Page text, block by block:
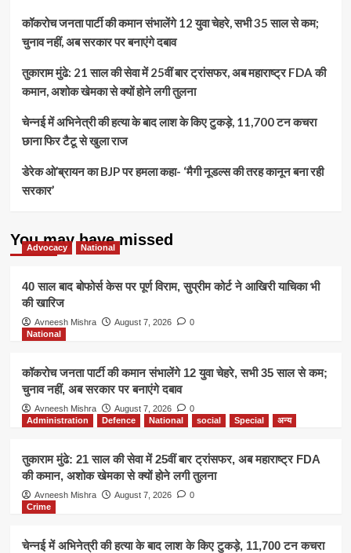
सच्चाई
पीएम
के
आने
की
कोविड
जांच
कॉकरोच जनता पार्टी की कमान संभालेंगे 12 युवा चेहरे, सभी 35 साल से कम;
चुनाव नहीं, अब सरकार पर बनाएंगे दबाव
तुकाराम मुंढे: 21 साल की सेवा में 25वीं बार ट्रांसफर, अब महाराष्ट्र FDA की
कमान, अशोक खेमका से क्यों होने लगी तुलना
चेन्नई में अभिनेत्री की हत्या के बाद लाश के किए टुकड़े, 11,700 टन कचरा
छाना फिर टैटू से खुला राज
डेरेक ओ’ब्रायन का BJP पर हमला कहा- ‘मैगी नूडल्स की तरह कानून बना रही
सरकार’
You may have missed
Advocacy National
40 साल बाद बोफोर्स केस पर पूर्ण विराम, सुप्रीम कोर्ट ने आखिरी याचिका भी
की खारिज
Avneesh Mishra August 7, 2026
0
National
कॉकरोच जनता पार्टी की कमान संभालेंगे 12 युवा चेहरे, सभी 35 साल से कम;
चुनाव नहीं, अब सरकार पर बनाएंगे दबाव
Avneesh Mishra August 7, 2026
0
Administration
Defence National social Special अन्य
तुकाराम मुंढे: 21 साल की सेवा में 25वीं बार ट्रांसफर, अब महाराष्ट्र FDA
की कमान, अशोक खेमका से क्यों होने लगी तुलना
Avneesh Mishra August 7, 2026
0
Crime
चेन्नई में अभिनेत्री की हत्या के बाद लाश के किए टुकड़े, 11,700 टन कचरा